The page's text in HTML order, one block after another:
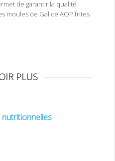
de garantir la qualité
moules de Galice AOP frites
PLUS